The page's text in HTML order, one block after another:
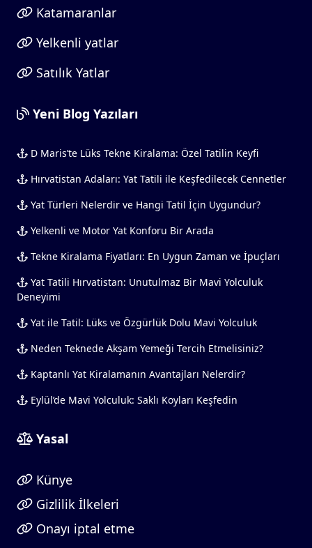
Katamaranlar
Yelkenli yatlar
Satılık Yatlar
Yeni Blog Yazıları
D Maris’te Lüks Tekne Kiralama: Özel Tatilin Keyfi
Hırvatistan Adaları: Yat Tatili ile Keşfedilecek Cennetler
Yat Türleri Nelerdir ve Hangi Tatil İçin Uygundur?
Yelkenli ve Motor Yat Konforu Bir Arada
Tekne Kiralama Fiyatları: En Uygun Zaman ve İpuçları
Yat Tatili Hırvatistan: Unutulmaz Bir Mavi Yolculuk
Deneyimi
Yat ile Tatil: Lüks ve Özgürlük Dolu Mavi Yolculuk
Neden Teknede Akşam Yemeği Tercih Etmelisiniz?
Kaptanlı Yat Kiralamanın Avantajları Nelerdir?
Eylül’de Mavi Yolculuk: Saklı Koyları Keşfedin
Yasal
Künye
Gizlilik İlkeleri
Onayı iptal etme